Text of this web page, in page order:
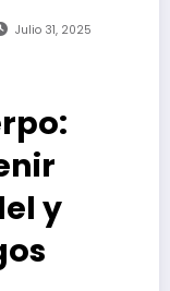
Julio 31, 2025
y